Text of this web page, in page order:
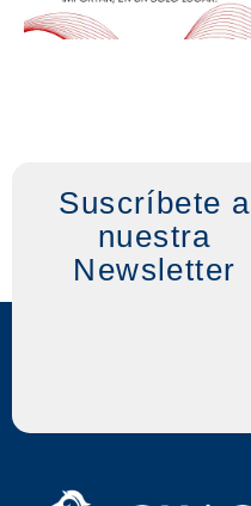
Suscríbete a
nuestra
Newsletter